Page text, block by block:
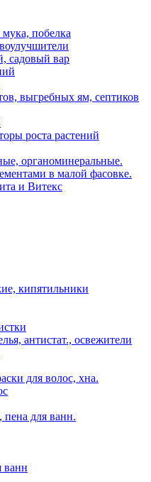
побелка
садовый вар
выгребных ям, септиков
роста растений
органоминеральные.
в малой фасовке.
и Витекс
кипятильники
антистат., освежители
для волос, хна.
для ванн.
ванн